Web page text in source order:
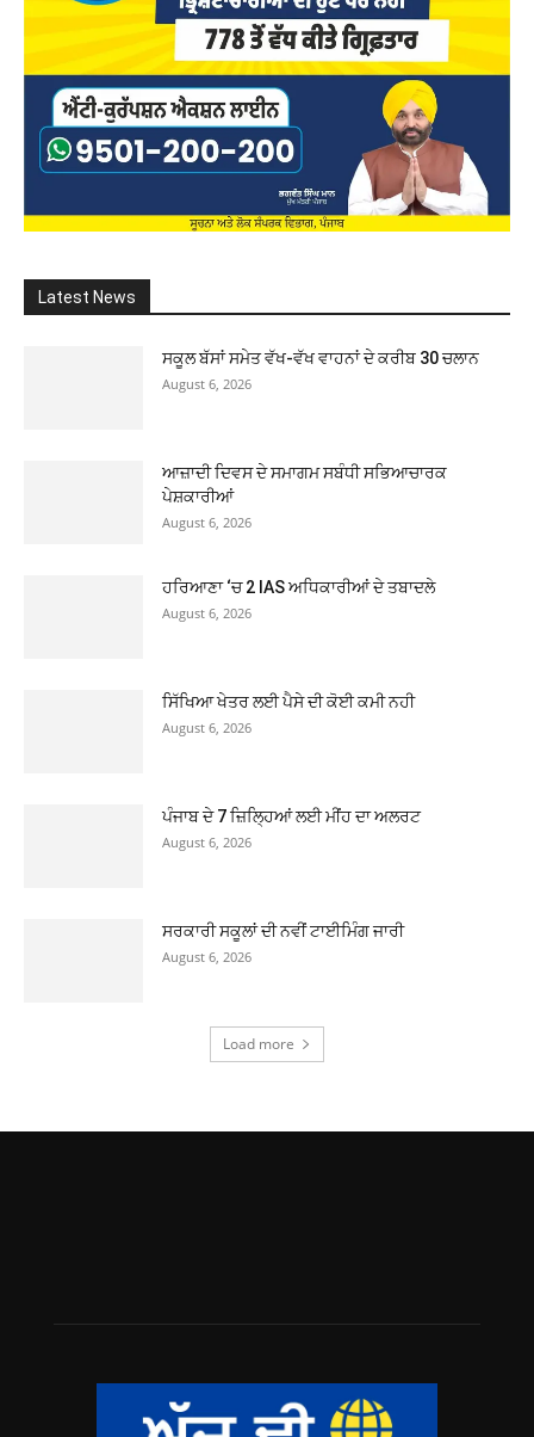
Latest News
ਸਕੂਲ ਬੱਸਾਂ ਸਮੇਤ ਵੱਖ-ਵੱਖ ਵਾਹਨਾਂ ਦੇ ਕਰੀਬ 30 ਚਲਾਨ
August 6, 2026
ਆਜ਼ਾਦੀ ਦਿਵਸ ਦੇ ਸਮਾਗਮ ਸਬੰਧੀ ਸਭਿਆਚਾਰਕ
ਪੇਸ਼ਕਾਰੀਆਂ
August 6, 2026
ਹਰਿਆਣਾ ‘ਚ 2 IAS ਅਧਿਕਾਰੀਆਂ ਦੇ ਤਬਾਦਲੇ
August 6, 2026
ਸਿੱਖਿਆ ਖੇਤਰ ਲਈ ਪੈਸੇ ਦੀ ਕੋਈ ਕਮੀ ਨਹੀ
August 6, 2026
ਪੰਜਾਬ ਦੇ 7 ਜ਼ਿਲ੍ਹਿਆਂ ਲਈ ਮੀਂਹ ਦਾ ਅਲਰਟ
August 6, 2026
ਸਰਕਾਰੀ ਸਕੂਲਾਂ ਦੀ ਨਵੀਂ ਟਾਈਮਿੰਗ ਜਾਰੀ
August 6, 2026
Load more